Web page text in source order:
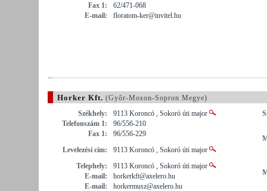
Fax 1:
62/471-068
E-mail:
floratom-ker@invitel.hu
Horker Kft. (Győr-Moson-Sopron Megye)
Székhely:
9113 Koroncó , Sokoró úti major
Telefonszám 1:
96/556-210
Fax 1:
96/556-229
Levelezési cím:
9113 Koroncó , Sokoró úti major
Telephely:
9113 Koroncó , Sokoró úti major
E-mail:
horkerkft@axelero.hu
E-mail:
horkermusz@axelero.hu